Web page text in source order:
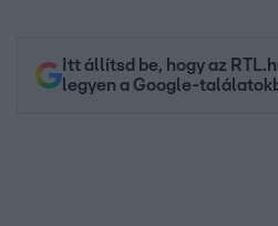
Itt állítsd be, hogy az
legyen a Google-